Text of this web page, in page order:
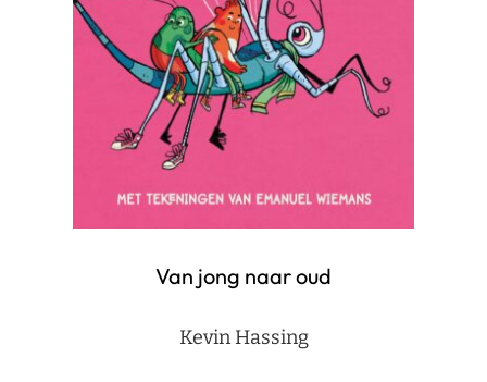
Van jong naar oud
Kevin Hassing